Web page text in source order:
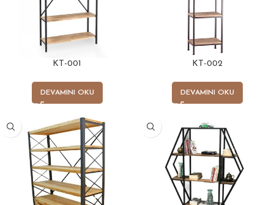
KT-001
DEVAMINI OKU
KT-002
DEVAMINI OKU